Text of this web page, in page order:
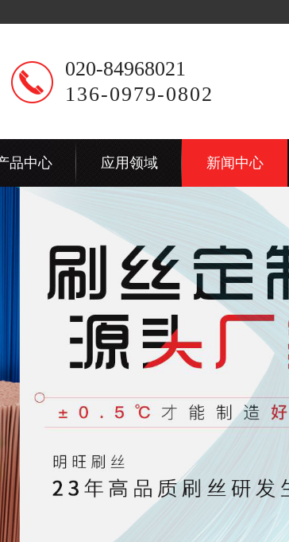
020-84968021
136-0979-0802
品中心 应用领域 新闻中心